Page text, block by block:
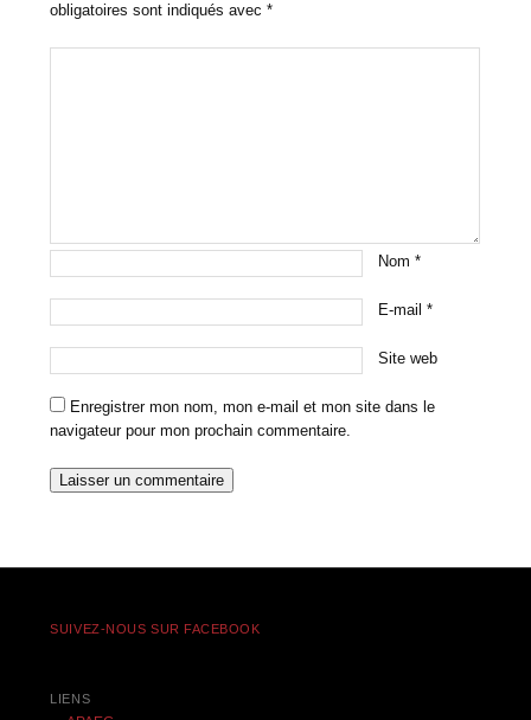
obligatoires sont indiqués avec*
Nom*
E-mail*
Site web
Enregistrer mon nom, mon e-mail et mon site dans le
navigateur pour mon prochain commentaire.
SUIVEZ-NOUS SUR FACEBOOK
LIENS